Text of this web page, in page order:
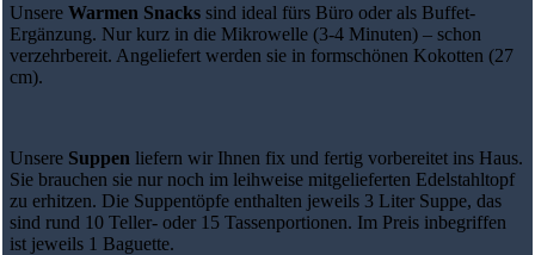
Unsere Warmen Snacks sind ideal fürs Büro oder als Buffet-
Ergänzung. Nur kurz in die Mikrowelle (3-4 Minuten) – schon
verzehrbereit. Angeliefert werden sie in formschönen Kokotten (27
cm).
Unsere Suppen liefern wir Ihnen fix und fertig vorbereitet ins Haus.
Sie brauchen sie nur noch im leihweise mitgelieferten Edelstahltopf
zu erhitzen. Die Suppentöpfe enthalten jeweils 3 Liter Suppe, das
sind rund 10 Teller- oder 15 Tassenportionen. Im Preis inbegriffen
ist jeweils 1 Baguette.